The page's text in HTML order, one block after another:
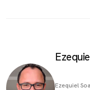
Ezequiel